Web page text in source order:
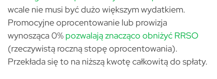
wcale nie musi być dużo większym wydatkiem.
Promocyjne oprocentowanie lub prowizja
wynosząca 0% pozwalają znacząco obniżyć RRSO
(rzeczywistą roczną stopę oprocentowania).
Przekłada się to na niższą kwotę całkowitą do spłaty.